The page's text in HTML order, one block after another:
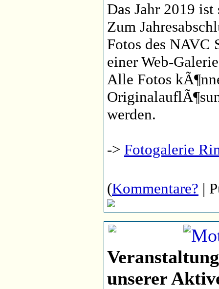
Das Jahr 2019
Zum
Fotos des NAVC
einer Web-
Alle Fotos
werden.
-> Fotogalerie
(Kommentare? |
unserer